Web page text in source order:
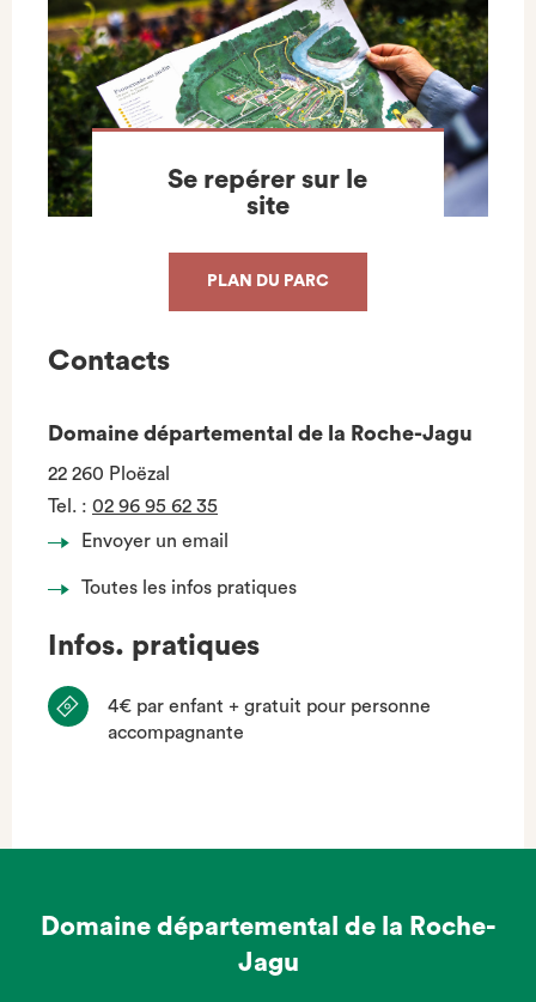
Se repérer sur le
site
PLAN DU PARC
Contacts
Domaine départemental de la Roche-Jagu
22 260 Ploëzal
Tel. : 02 96 95 62 35
Envoyer un email
Toutes les infos pratiques
Infos. pratiques
4€ par enfant + gratuit pour personne
accompagnante
Domaine départemental de la Roche-
Jagu